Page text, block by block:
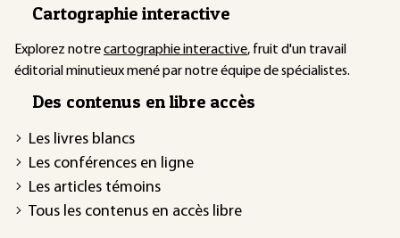
Cartographie interactive
Explorez notrecartographie interactive, fruit d'un travail
éditorial minutieux mené par notre équipe de spécialistes.
Des contenus en libre accès
Les livres blancs
Les conférences en ligne
Les articles témoins
Tous les contenus en accès libre